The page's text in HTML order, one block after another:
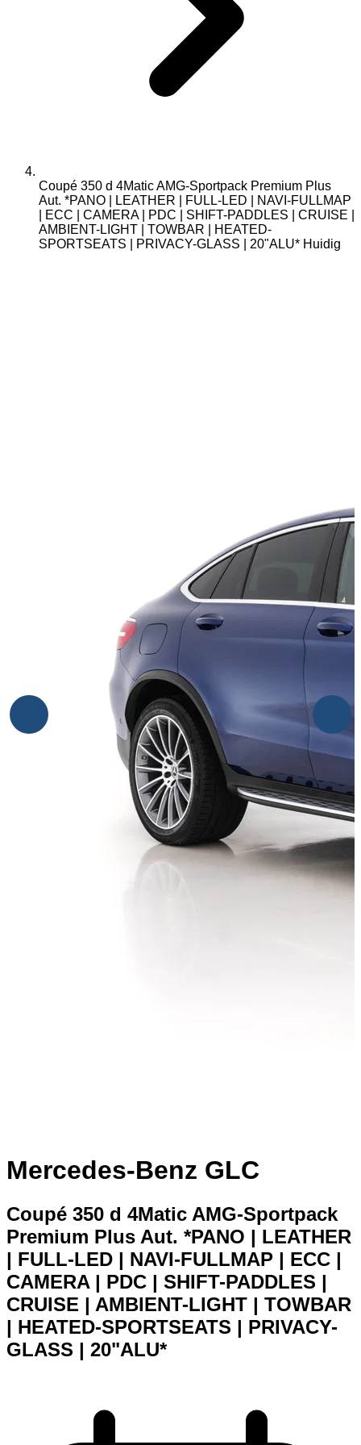
Coupé 350 d 4Matic AMG-Sportpack Premium Plus
Aut. *PANO | LEATHER | FULL-LED | NAVI-FULLMAP
| ECC | CAMERA | PDC | SHIFT-PADDLES | CRUISE |
AMBIENT-LIGHT | TOWBAR | HEATED-
SPORTSEATS | PRIVACY-GLASS | 20"ALU* Huidig
Mercedes-Benz GLC
Coupé 350 d 4Matic AMG-Sportpack
Premium Plus Aut. *PANO | LEATHER
| FULL-LED | NAVI-FULLMAP | ECC |
CAMERA | PDC | SHIFT-PADDLES |
CRUISE | AMBIENT-LIGHT | TOWBAR
| HEATED-SPORTSEATS | PRIVACY-
GLASS | 20"ALU*